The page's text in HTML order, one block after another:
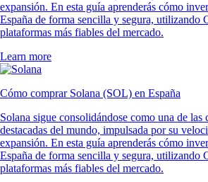
expansión. En esta guía aprenderás cómo
España de forma sencilla y segura, utilizando
plataformas más fiables del mercado.
Learn more
Cómo comprar Solana (SOL) en España
Solana sigue consolidándose como una de las
destacadas del mundo, impulsada por su
expansión. En esta guía aprenderás cómo
España de forma sencilla y segura, utilizando
plataformas más fiables del mercado.